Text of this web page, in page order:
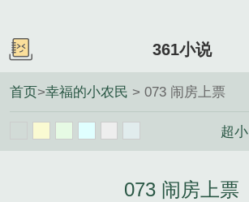
361小说
首页>幸福的小农民 > 073 闹房上票
超小
073 闹房上票